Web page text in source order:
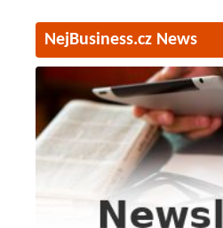
NejBusiness.cz News